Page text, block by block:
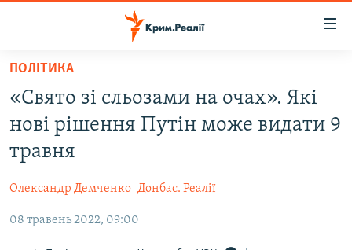
Перейти
основного
матеріалу
Перейти
до
основної
Перейти
ВІДЕО ТА ФОТО
БЛОГИ
ПОГЛЯД
ПОЛІТИКА
«Свято зі сльозами на очах». Які
нові рішення Путін може видати 9
травня
Олександр Демченко Донбас. Реалії
08 травень 2022, 09:00